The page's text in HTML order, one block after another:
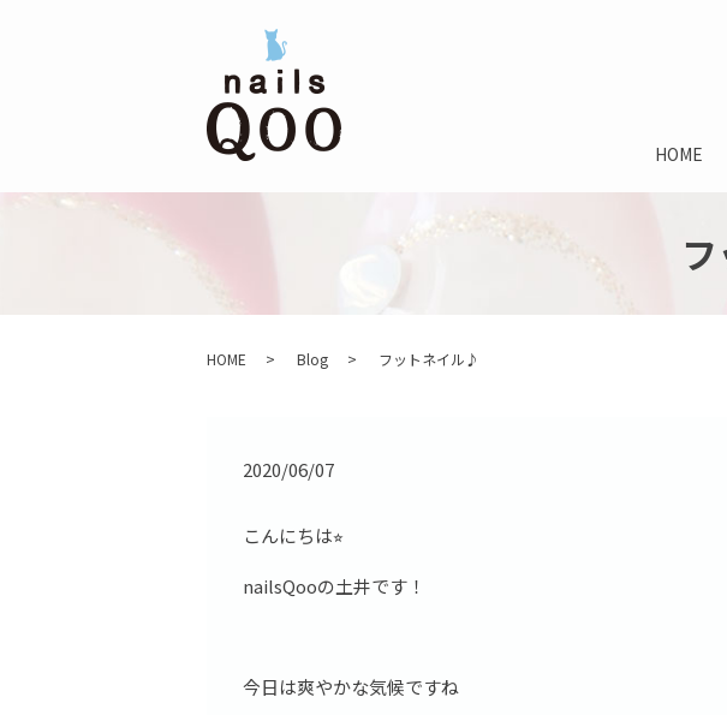
HOME
HOME Blog フットネイル♪
2020/06/07
こんにちは⭐︎
nailsQooの土井です！
今日は爽やかな気候ですね